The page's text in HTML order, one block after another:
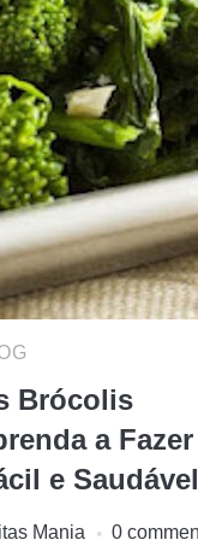
Brócolis
a Fazer
e Saudável
Mania 0